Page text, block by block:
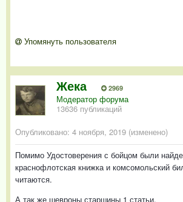
Упомянуть пользователя
Жека 2969
Модератор форума
13636 публикаций
Опубликовано: 4 ноября, 2019 (изменено)
Помимо Удостоверения с бойцом были
краснофлотская книжка и комсомольский
читаются.
А так же шевроны старшины 1 статьи.